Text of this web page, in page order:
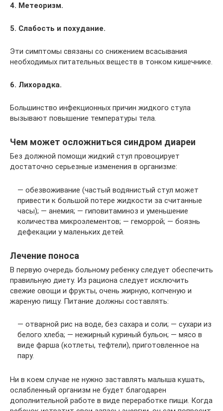
4. Метеоризм.
5. Слабость и похудание.
Эти симптомы связаны со снижением всасывания
необходимых питательных веществ в тонком кишечнике.
6. Лихорадка.
Большинство инфекционных причин жидкого стула
вызывают повышение температуры тела.
Чем может осложниться синдром диареи
Без должной помощи жидкий стул провоцирует
достаточно серьезные изменения в организме:
— обезвоживание (частый водянистый стул может
привести к большой потере жидкости за считанные
часы); — анемия; — гиповитаминоз и уменьшение
количества микроэлементов; — геморрой; — боязнь
дефекации у маленьких детей.
Лечение поноса
В первую очередь больному ребенку следует обеспечить
правильную диету. Из рациона следует исключить
свежие овощи и фрукты, очень жирную, копченую и
жареную пищу. Питание должны составлять:
— отварной рис на воде, без сахара и соли; — сухари из
белого хлеба; — нежирный куриный бульон; — мясо в
виде фарша (котлеты, тефтели), приготовленное на
пару.
Ни в коем случае не нужно заставлять малыша кушать,
ослабленный организм не будет благодарен
дополнительной работе в виде переработке пищи. Когда